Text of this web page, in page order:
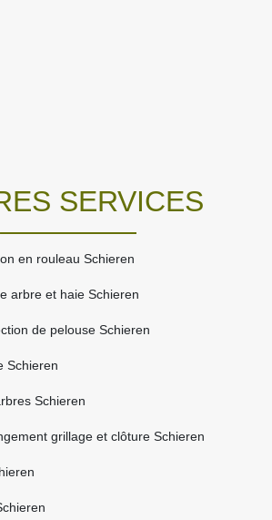
SERVICES
en rouleau Schieren
arbre et haie Schieren
de pelouse Schieren
Schieren
Schieren
grillage et clôture Schieren